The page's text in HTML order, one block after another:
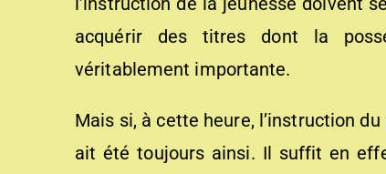
acquérir des titres dont la
véritablement importante.
Mais si, à cette heure, l’instruction
ait été toujours ainsi. Il suffit en